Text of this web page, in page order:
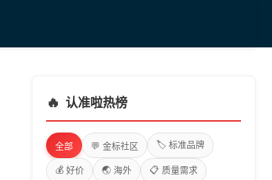
🔥 认准啦热榜
全部 💬 金标社区 🏷️ 标准品牌
💰 好价 🌏 海外 📋 质量需求